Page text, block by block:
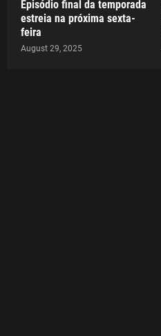
Episódio final da temporada
estreia na próxima sexta-
feira
August 29, 2025